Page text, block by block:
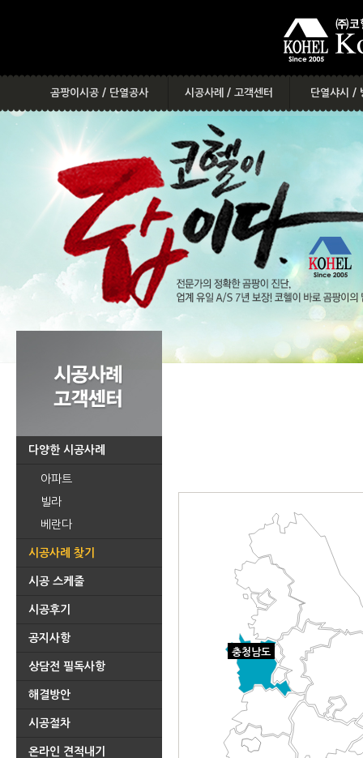
가
바
가
기
곰팡이시공 / 단열공사
곰팡이&결로&단열을 부탁해
베란다 확장을 부탁해
코헬시공 무엇이 다른가?
다양한시공사례
참고법령
시공사례 / 고객센터
다양한 시공사례
시공사례 찾기
시공 스케줄
시공후기
공지사항
상담 전 필독사항
해결방안
온라인 견적내기
단열샤시 /
옥상단
방수를
다양한 시공사례
아파트
빌라
베란다
시공사례 찾기
시공 스케줄
시공후기
공지사항
상담전 필독사항
해결방안
시공절차
온라인 견적내기
충청남도